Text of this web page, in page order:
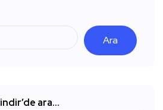
Ara
indir’de ara…